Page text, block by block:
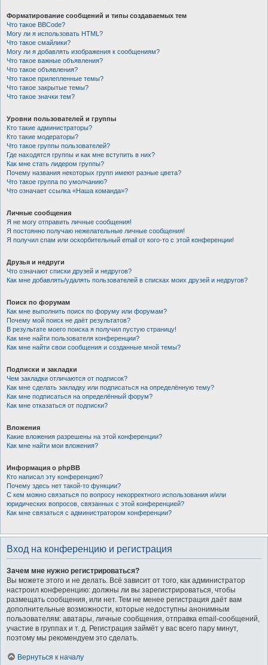
Форматирование сообщений и типы создаваемых тем
Что такое BBCode?
Могу ли я использовать HTML?
Что такое смайлики?
Могу ли я добавлять изображения к сообщениям?
Что такое важные объявления?
Что такое объявления?
Что такое прилепленные темы?
Что такое закрытые темы?
Что такое значки тем?
Уровни пользователей и группы
Кто такие администраторы?
Кто такие модераторы?
Что такое группы пользователей?
Где находятся группы и как мне вступить в них?
Как мне стать лидером группы?
Почему названия некоторых групп имеют разные цвета?
Что такое группа по умолчанию?
Что означает ссылка «Наша команда»?
Личные сообщения
Я не могу отправить личные сообщения!
Я постоянно получаю нежелательные личные сообщения!
Я получил спам или оскорбительный email от кого-то с этой конференции!
Друзья и недруги
Что означают списки друзей и недругов?
Как мне добавлять/удалять пользователей в списках моих друзей и недругов?
Поиск по форумам
Как мне выполнить поиск по форуму или форумам?
Почему мой поиск не даёт результатов?
В результате моего поиска я получил пустую страницу!
Как мне найти пользователя конференции?
Как мне найти свои сообщения и созданные мной темы?
Подписки и закладки
Чем закладки отличаются от подписок?
Как мне сделать закладку или подписаться на определённую тему?
Как мне подписаться на определённый форум?
Как мне отказаться от подписки?
Вложения
Какие вложения разрешены на этой конференции?
Как мне найти мои вложения?
Информация о phpBB
Кто написал эту конференцию?
Почему здесь нет такой-то функции?
С кем можно связаться по вопросу некорректного использования и/или
юридических вопросов, связанных с этой конференцией?
Как мне связаться с администратором конференции?
Вход на конференцию и регистрация
Зачем мне нужно регистрироваться?
Вы можете этого и не делать. Всё зависит от того, как администратор
настроил конференцию: должны ли вы зарегистрироваться, чтобы
размещать сообщения, или нет. Тем не менее регистрация даёт вам
дополнительные возможности, которые недоступны анонимным
пользователям: аватары, личные сообщения, отправка email-сообщений,
участие в группах и т. д. Регистрация займёт у вас всего пару минут,
поэтому мы рекомендуем это сделать.
Вернуться к началу